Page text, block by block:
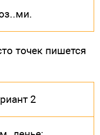
точек пишется
2